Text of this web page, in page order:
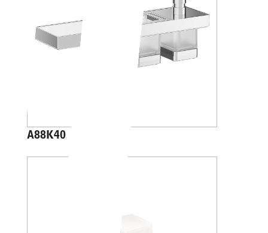
A88K40